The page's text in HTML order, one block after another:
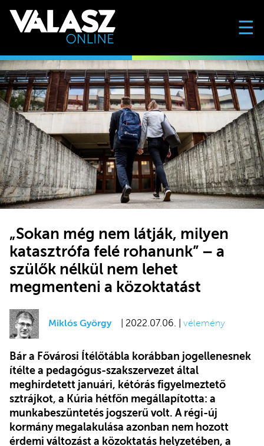
☰
„Sokan még nem látják, milyen
katasztrófa felé rohanunk” – a
szülők nélkül nem lehet
megmenteni a közoktatást
Miklós György | 2022.07.06. | vélemény
Bár a Fővárosi Ítélőtábla korábban jogellenesnek
ítélte a pedagógus-szakszervezet által
meghirdetett januári, kétórás figyelmeztető
sztrájkot, a Kúria hétfőn megállapította: a
munkabeszüntetés jogszerű volt. A régi-új
kormány megalakulása azonban nem hozott
érdemi változást a közoktatás helyzetében, a